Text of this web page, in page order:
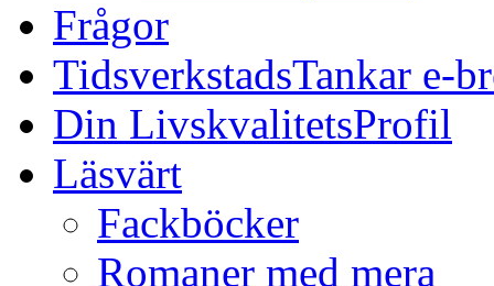
Frågor
TidsverkstadsTankar e-
Din LivskvalitetsProfil
Läsvärt
Fackböcker
Romaner med mera